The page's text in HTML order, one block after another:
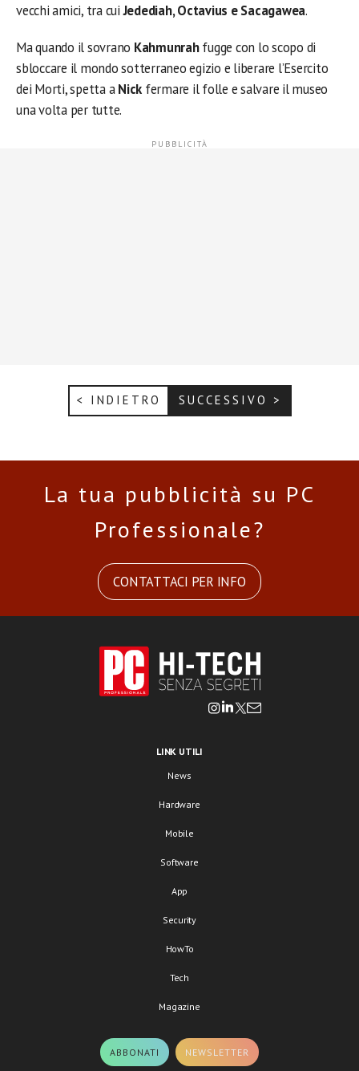
vecchi amici, tra cuiJedediah, Octavius e Sacagawea.
Ma quando il sovrano Kahmunrahfugge con lo scopo di
sbloccare il mondo sotterraneo egizio e liberare l’Esercito
dei Morti, spetta aNick fermare il folle e salvare il museo
una volta per tutte.
< INDIETRO SUCCESSIVO >
La tua pubblicità su PC
Professionale?
CONTATTACI PER INFO
LINK UTILI
News
Hardware
Mobile
Software
App
Security
HowTo
Tech
Magazine
ABBONATI NEWSLETTER